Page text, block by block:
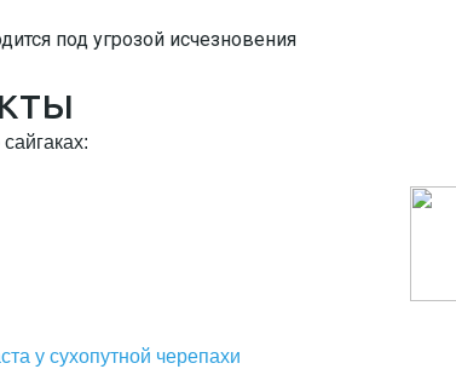
под угрозой исчезновения
у сухопутной черепахи